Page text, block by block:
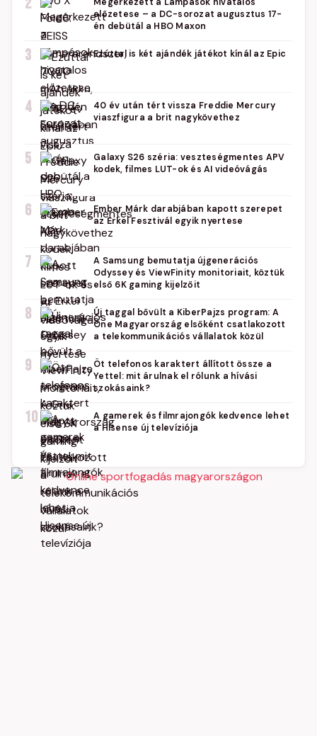
2
előzetese – a DC-sorozat augusztus 17-
én debütál a HBO Maxon
3 Ezúttal is két ajándék játékot kínál az Epic
4
40 év után tért vissza Freddie Mercury
viaszfigura a brit nagykövethez
5
Galaxy S26 széria: veszteségmentes APV
kodek, filmes LUT-ok és AI videóvágás
6
Ember Márk darabjában kapott szerepet
az Erkel Fesztivál egyik nyertese
7
A Samsung bemutatja újgenerációs
Odyssey és ViewFinity monitoriait, köztük
első 6K gaming kijelzőit
8
Új taggal bővült a KiberPajzs program: A
One Magyarország elsőként csatlakozott
a telekommunikációs vállalatok közül
9
Öt telefonos karaktert állított össze a
Yettel: mit árulnak el rólunk a hívási
szokásaink?
10
A gamerek és filmrajongók kedvence lehet
a Hisense új televíziója